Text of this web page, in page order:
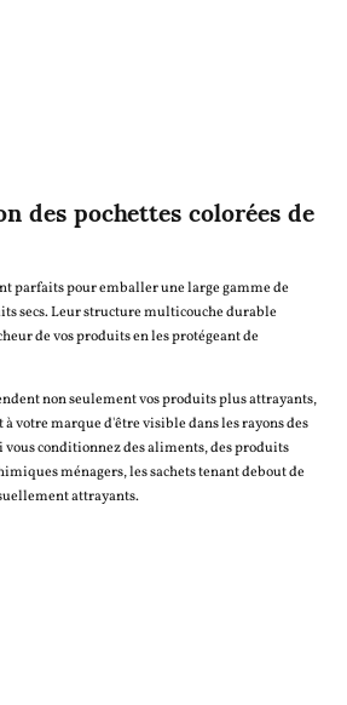
des pochettes colorées de
parfaits pour emballer une large gamme de
secs. Leur structure multicouche durable
de vos produits en les protégeant de
non seulement vos produits plus attrayants,
votre marque d'être visible dans les rayons des
conditionnez des aliments, des produits
ménagers, les sachets tenant debout de
attrayants.